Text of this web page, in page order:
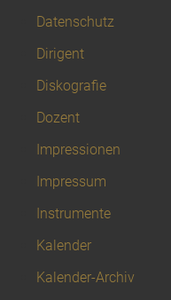
Datenschutz
Dirigent
Diskografie
Dozent
Impressionen
Impressum
Instrumente
Kalender
Kalender-Archiv